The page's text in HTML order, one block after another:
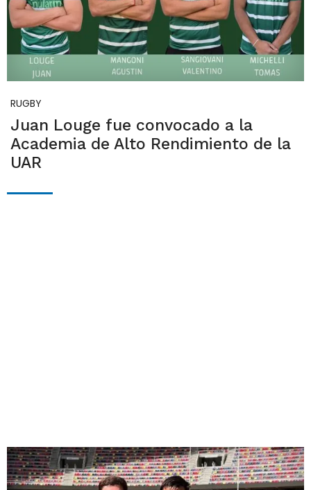
RUGBY
Juan Louge fue convocado a la
Academia de Alto Rendimiento de la
UAR